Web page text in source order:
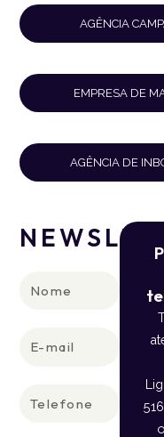
AGÊNCIA
EMPRESA DE
AGÊNCIA DE